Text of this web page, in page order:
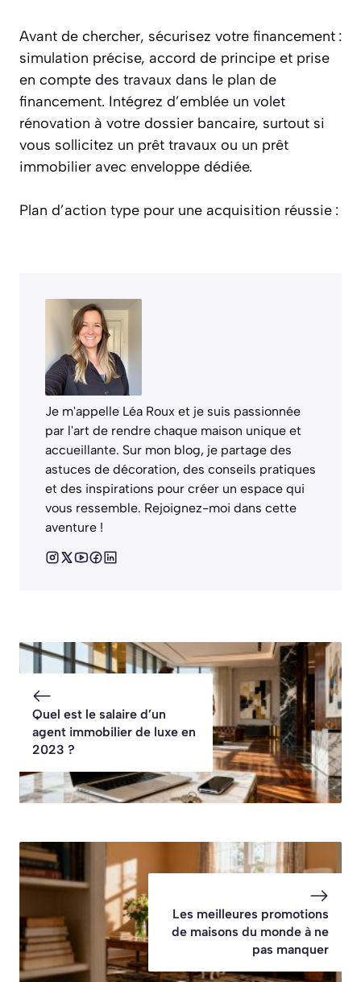
Avant de chercher, sécurisez votre financement :
simulation précise, accord de principe et prise
en compte des travaux dans le plan de
financement. Intégrez d’emblée un volet
rénovation à votre dossier bancaire, surtout si
vous sollicitez un prêt travaux ou un prêt
immobilier avec enveloppe dédiée.
Plan d’action type pour une acquisition réussie :
Je m'appelle Léa Roux et je suis passionnée
par l'art de rendre chaque maison unique et
accueillante. Sur mon blog, je partage des
astuces de décoration, des conseils pratiques
et des inspirations pour créer un espace qui
vous ressemble. Rejoignez-moi dans cette
aventure !
Quel est le salaire d’un
agent immobilier de luxe en
2023 ?
Les meilleures promotions
de maisons du monde à ne
pas manquer